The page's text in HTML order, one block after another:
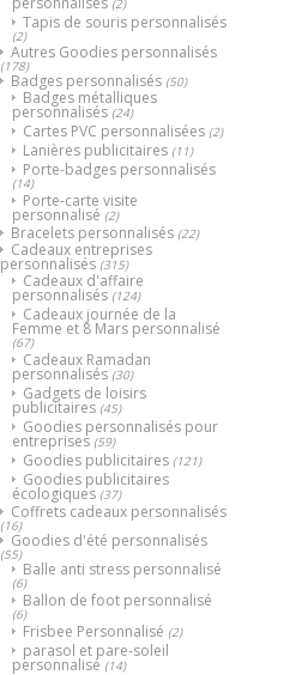
(2)
Tapis de souris personnalisés
(2)
Autres Goodies personnalisés
(178)
Badges personnalisés (50)
Badges métalliques
personnalisés (24)
Cartes PVC personnalisées (2)
Lanières publicitaires (11)
Porte-badges personnalisés
(14)
Porte-carte visite
personnalisé (2)
Bracelets personnalisés (22)
Cadeaux entreprises
personnalisés (315)
Cadeaux d'affaire
personnalisés (124)
Cadeaux journée de la
Femme et 8 Mars personnalisé
(67)
Cadeaux Ramadan
personnalisés (30)
Gadgets de loisirs
publicitaires (45)
Goodies personnalisés pour
entreprises (59)
Goodies publicitaires (121)
Goodies publicitaires
écologiques (37)
Coffrets cadeaux personnalisés
(16)
Goodies d'été personnalisés
(55)
Balle anti stress personnalisé
(6)
Ballon de foot personnalisé
(6)
Frisbee Personnalisé (2)
parasol et pare-soleil
personnalisé (14)